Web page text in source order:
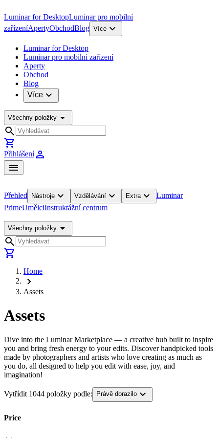
Luminar for DesktopLuminar pro mobilní
zařízeníApertyObchodBlog Více expand_more
Luminar for Desktop
Luminar pro mobilní zařízení
Aperty
Obchod
Blog
Více expand_more
Všechny položky arrow_drop_down
search
shopping_cart
Přihlášeníperson
menu
Přehled Nástroje expand_more Vzdělávání expand_more Extraexpand_more
Luminar
PrimeUmělciInstruktážní centrum
Všechny položky arrow_drop_down
search
shopping_cart
Home
chevron_right
Assets
Assets
Dive into the Luminar Marketplace — a creative hub built to inspire
you and bring fresh energy to your edits. Discover handpicked tools
made by photographers and artists who love creating as much as
you do, all designed to help you edit with ease, joy, and
imagination!
Vytřídit 1044 položky podle: Právě dorazilo expand_more
Price